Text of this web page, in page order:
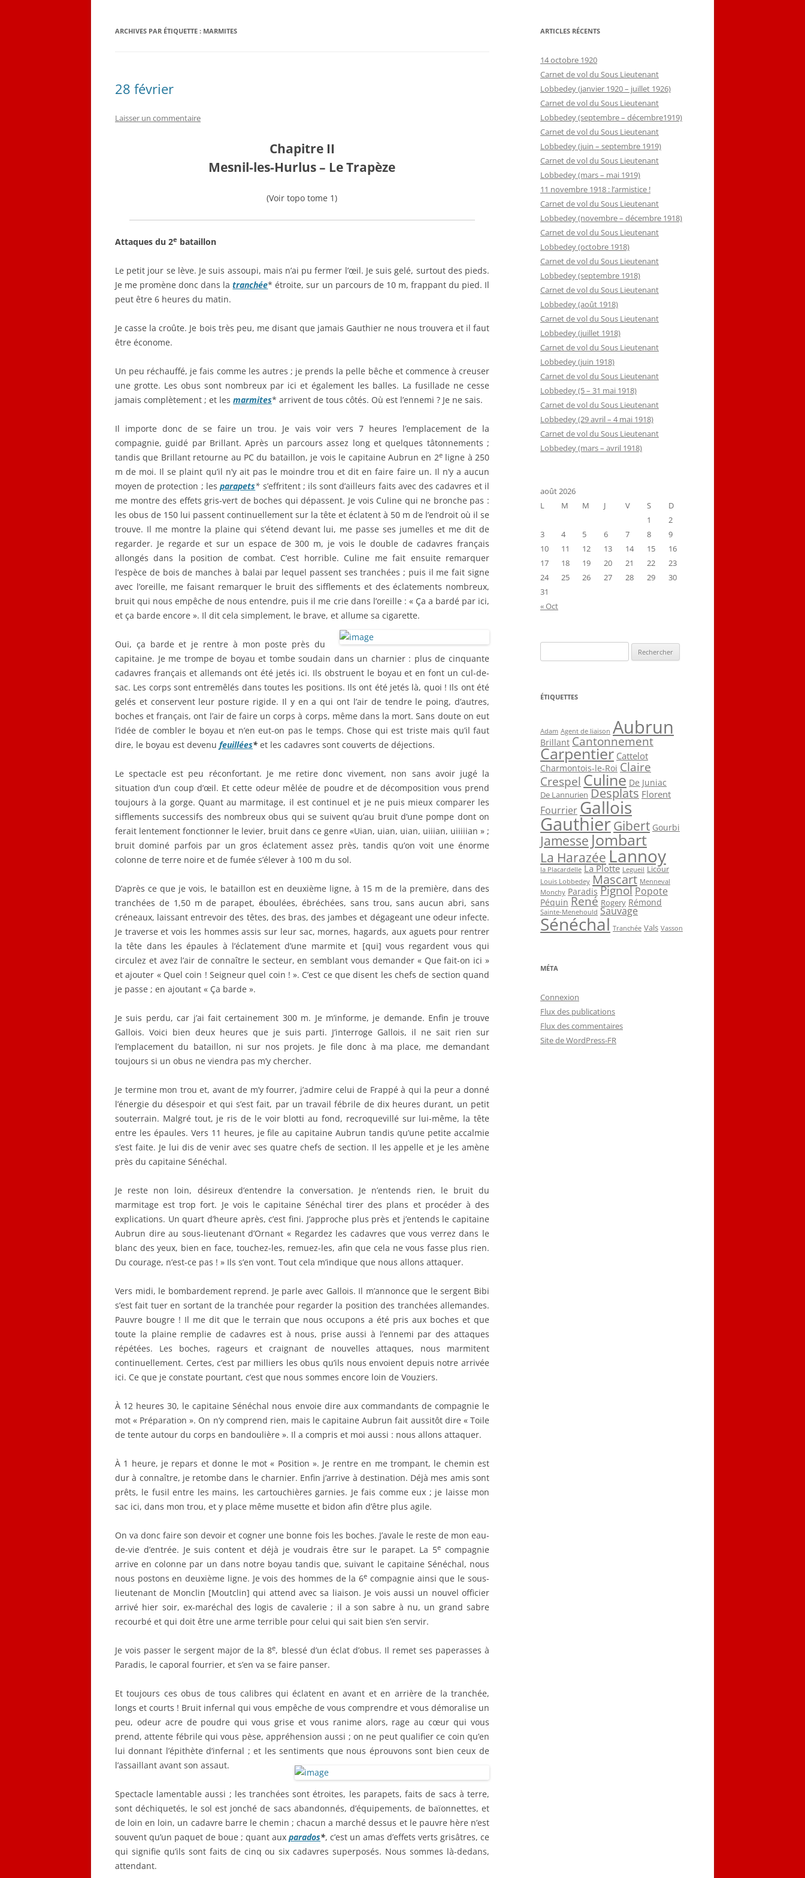
ARCHIVES PAR ÉTIQUETTE : MARMITES
28 février
Laisser un commentaire
Chapitre II
Mesnil-les-Hurlus – Le Trapèze
(Voir topo tome 1)
Attaques du 2e bataillon
Le petit jour se lève. Je suis assoupi, mais n’ai pu fermer l’œil. Je suis gelé, surtout des pieds.
Je me promène donc dans latranchée* étroite, sur un parcours de 10 m, frappant du pied. Il
peut être 6 heures du matin.
Je casse la croûte. Je bois très peu, me disant que jamais Gauthier ne nous trouvera et il faut
être économe.
Un peu réchauffé, je fais comme les autres ; je prends la pelle bêche et commence à creuser
une grotte. Les obus sont nombreux par ici et également les balles. La fusillade ne cesse
jamais complètement ; et les marmites* arrivent de tous côtés. Où est l’ennemi ? Je ne sais.
Il importe donc de se faire un trou. Je vais voir vers 7 heures l’emplacement de la
compagnie, guidé par Brillant. Après un parcours assez long et quelques tâtonnements ;
tandis que Brillant retourne au PC du bataillon, je vois le capitaine Aubrun en 2eligne à 250
m de moi. Il se plaint qu’il n’y ait pas le moindre trou et dit en faire faire un. Il n’y a aucun
moyen de protection ; lesparapets* s’effritent ; ils sont d’ailleurs faits avec des cadavres et il
me montre des effets gris-vert de boches qui dépassent. Je vois Culine qui ne bronche pas :
les obus de 150 lui passent continuellement sur la tête et éclatent à 50 m de l’endroit où il se
trouve. Il me montre la plaine qui s’étend devant lui, me passe ses jumelles et me dit de
regarder. Je regarde et sur un espace de 300 m, je vois le double de cadavres français
allongés dans la position de combat. C’est horrible. Culine me fait ensuite remarquer
l’espèce de bois de manches à balai par lequel passent ses tranchées ; puis il me fait signe
avec l’oreille, me faisant remarquer le bruit des sifflements et des éclatements nombreux,
bruit qui nous empêche de nous entendre, puis il me crie dans l’oreille : « Ça a bardé par ici,
et ça barde encore ». Il dit cela simplement, le brave, et allume sa cigarette.
Oui, ça barde et je rentre à mon poste près du
capitaine. Je me trompe de boyau et tombe soudain dans un charnier : plus de cinquante
cadavres français et allemands ont été jetés ici. Ils obstruent le boyau et en font un cul-de-
sac. Les corps sont entremêlés dans toutes les positions. Ils ont été jetés là, quoi ! Ils ont été
gelés et conservent leur posture rigide. Il y en a qui ont l’air de tendre le poing, d’autres,
boches et français, ont l’air de faire un corps à corps, même dans la mort. Sans doute on eut
l’idée de combler le boyau et n’en eut-on pas le temps. Chose qui est triste mais qu’il faut
dire, le boyau est devenu feuillées* et les cadavres sont couverts de déjections.
Le spectacle est peu réconfortant. Je me retire donc vivement, non sans avoir jugé la
situation d’un coup d’œil. Et cette odeur mêlée de poudre et de décomposition vous prend
toujours à la gorge. Quant au marmitage, il est continuel et je ne puis mieux comparer les
sifflements successifs des nombreux obus qui se suivent qu’au bruit d’une pompe dont on
ferait lentement fonctionner le levier, bruit dans ce genre «Uian, uian, uian, uiiian, uiiiiian » ;
bruit dominé parfois par un gros éclatement assez près, tandis qu’on voit une énorme
colonne de terre noire et de fumée s’élever à 100 m du sol.
D’après ce que je vois, le bataillon est en deuxième ligne, à 15 m de la première, dans des
tranchées de 1,50 m de parapet, éboulées, ébréchées, sans trou, sans aucun abri, sans
créneaux, laissant entrevoir des têtes, des bras, des jambes et dégageant une odeur infecte.
Je traverse et vois les hommes assis sur leur sac, mornes, hagards, aux aguets pour rentrer
la tête dans les épaules à l’éclatement d’une marmite et [qui] vous regardent vous qui
circulez et avez l’air de connaître le secteur, en semblant vous demander « Que fait-on ici »
et ajouter « Quel coin ! Seigneur quel coin ! ». C’est ce que disent les chefs de section quand
je passe ; en ajoutant « Ça barde ».
Je suis perdu, car j’ai fait certainement 300 m. Je m’informe, je demande. Enfin je trouve
Gallois. Voici bien deux heures que je suis parti. J’interroge Gallois, il ne sait rien sur
l’emplacement du bataillon, ni sur nos projets. Je file donc à ma place, me demandant
toujours si un obus ne viendra pas m’y chercher.
Je termine mon trou et, avant de m’y fourrer, j’admire celui de Frappé à qui la peur a donné
l’énergie du désespoir et qui s’est fait, par un travail fébrile de dix heures durant, un petit
souterrain. Malgré tout, je ris de le voir blotti au fond, recroquevillé sur lui-même, la tête
entre les épaules. Vers 11 heures, je file au capitaine Aubrun tandis qu’une petite accalmie
s’est faite. Je lui dis de venir avec ses quatre chefs de section. Il les appelle et je les amène
près du capitaine Sénéchal.
Je reste non loin, désireux d’entendre la conversation. Je n’entends rien, le bruit du
marmitage est trop fort. Je vois le capitaine Sénéchal tirer des plans et procéder à des
explications. Un quart d’heure après, c’est fini. J’approche plus près et j’entends le capitaine
Aubrun dire au sous-lieutenant d’Ornant « Regardez les cadavres que vous verrez dans le
blanc des yeux, bien en face, touchez-les, remuez-les, afin que cela ne vous fasse plus rien.
Du courage, n’est-ce pas ! » Ils s’en vont. Tout cela m’indique que nous allons attaquer.
Vers midi, le bombardement reprend. Je parle avec Gallois. Il m’annonce que le sergent Bibi
s’est fait tuer en sortant de la tranchée pour regarder la position des tranchées allemandes.
Pauvre bougre ! Il me dit que le terrain que nous occupons a été pris aux boches et que
toute la plaine remplie de cadavres est à nous, prise aussi à l’ennemi par des attaques
répétées. Les boches, rageurs et craignant de nouvelles attaques, nous marmitent
continuellement. Certes, c’est par milliers les obus qu’ils nous envoient depuis notre arrivée
ici. Ce que je constate pourtant, c’est que nous sommes encore loin de Vouziers.
À 12 heures 30, le capitaine Sénéchal nous envoie dire aux commandants de compagnie le
mot « Préparation ». On n’y comprend rien, mais le capitaine Aubrun fait aussitôt dire « Toile
de tente autour du corps en bandoulière ». Il a compris et moi aussi : nous allons attaquer.
À 1 heure, je repars et donne le mot « Position ». Je rentre en me trompant, le chemin est
dur à connaître, je retombe dans le charnier. Enfin j’arrive à destination. Déjà mes amis sont
prêts, le fusil entre les mains, les cartouchières garnies. Je fais comme eux ; je laisse mon
sac ici, dans mon trou, et y place même musette et bidon afin d’être plus agile.
On va donc faire son devoir et cogner une bonne fois les boches. J’avale le reste de mon eau-
de-vie d’entrée. Je suis content et déjà je voudrais être sur le parapet. La 5e compagnie
arrive en colonne par un dans notre boyau tandis que, suivant le capitaine Sénéchal, nous
nous postons en deuxième ligne. Je vois des hommes de la 6e compagnie ainsi que le sous-
lieutenant de Monclin [Moutclin] qui attend avec sa liaison. Je vois aussi un nouvel officier
arrivé hier soir, ex-maréchal des logis de cavalerie ; il a son sabre à nu, un grand sabre
recourbé et qui doit être une arme terrible pour celui qui sait bien s’en servir.
Je vois passer le sergent major de la 8e, blessé d’un éclat d’obus. Il remet ses paperasses à
Paradis, le caporal fourrier, et s’en va se faire panser.
Et toujours ces obus de tous calibres qui éclatent en avant et en arrière de la tranchée,
longs et courts ! Bruit infernal qui vous empêche de vous comprendre et vous démoralise un
peu, odeur acre de poudre qui vous grise et vous ranime alors, rage au cœur qui vous
prend, attente fébrile qui vous pèse, appréhension aussi ; on ne peut qualifier ce coin qu’en
lui donnant l’épithète d’infernal ; et les sentiments que nous éprouvons sont bien ceux de
l’assaillant avant son assaut.
Spectacle lamentable aussi ; les tranchées sont étroites, les parapets, faits de sacs à terre,
sont déchiquetés, le sol est jonché de sacs abandonnés, d’équipements, de baïonnettes, et
de loin en loin, un cadavre barre le chemin ; chacun a marché dessus et le pauvre hère n’est
souvent qu’un paquet de boue ; quant aux parados*, c’est un amas d’effets verts grisâtres, ce
qui signifie qu’ils sont faits de cinq ou six cadavres superposés. Nous sommes là-dedans,
attendant.
ARTICLES RÉCENTS
14 octobre 1920
Carnet de vol du Sous Lieutenant
Lobbedey (janvier 1920 – juillet 1926)
Carnet de vol du Sous Lieutenant
Lobbedey (septembre – décembre1919)
Carnet de vol du Sous Lieutenant
Lobbedey (juin – septembre 1919)
Carnet de vol du Sous Lieutenant
Lobbedey (mars – mai 1919)
11 novembre 1918 : l’armistice !
Carnet de vol du Sous Lieutenant
Lobbedey (novembre – décembre 1918)
Carnet de vol du Sous Lieutenant
Lobbedey (octobre 1918)
Carnet de vol du Sous Lieutenant
Lobbedey (septembre 1918)
Carnet de vol du Sous Lieutenant
Lobbedey (août 1918)
Carnet de vol du Sous Lieutenant
Lobbedey (juillet 1918)
Carnet de vol du Sous Lieutenant
Lobbedey (juin 1918)
Carnet de vol du Sous Lieutenant
Lobbedey (5 – 31 mai 1918)
Carnet de vol du Sous Lieutenant
Lobbedey (29 avril – 4 mai 1918)
Carnet de vol du Sous Lieutenant
Lobbedey (mars – avril 1918)
août 2026
L
M M J V S
D
1
2
3
4 5 6 7 8
9
10
11 12 13 14 15
16
17
18 19 20 21 22
23
24
25 26 27 28 29
30
31
« Oct
ÉTIQUETTES
Adam Agent de liaison Aubrun
Brillant Cantonnement
Carpentier Cattelot
Charmontois-le-Roi Claire
Crespel Culine De Juniac
De Lannurien Desplats Florent
Fourrier Gallois
GauthierGibert Gourbi
JamesseJombart
La HarazéeLannoy
la Placardelle La Plotte Legueil Licour
Louis Lobbedey Mascart Menneval
Monchy Paradis Pignol Popote
Péquin René Rogery Rémond
Sainte-Menehould Sauvage
Sénéchal Tranchée Vals Vasson
MÉTA
Connexion
Flux des publications
Flux des commentaires
Site de WordPress-FR